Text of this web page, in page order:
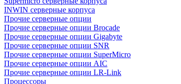
INWIN серверные корпуса
Прочие серверные опции
Прочие серверные опции Brocade
Прочие серверные опции Gigabyte
Прочие серверные опции SNR
Прочие серверные опции SuperMicro
Прочие серверные опции AIC
Прочие серверные опции LR-Link
Процессоры